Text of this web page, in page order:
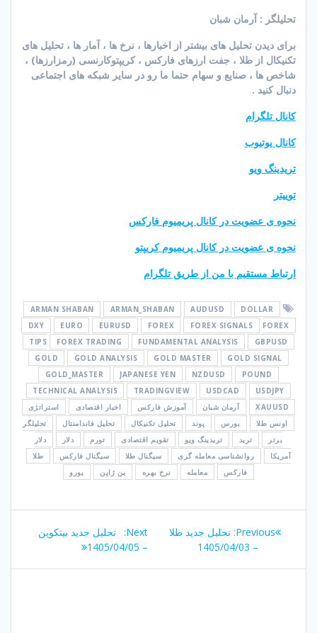
تحلیلگر : آرمان شبان
برای دیدن تحلیل های بیشتر از اخبارها ، نرخ ها ، آمار ها ، تحلیل های
تکنیکال از طلا ، جفت ارزهای فارکس ، کریپتوکارنسی (رمزارزها) ،
شاخص ها ، صنایع و سهام حتما ما رو در سایر شبکه های اجتماعی
دنبال کنید .
کانال تلگرام
کانال یوتیوب
تریدینگ ویو
توییتر
نحوه ی عضویت در کانال پریمیوم فارکس
نحوه ی عضویت در کانال پریمیوم کریپتو
ارتباط مستقیم با من از طریق تلگرام
ARMAN SHABAN ARMAN_SHABAN AUDUSD
DOLLAR
DXY
EURO EURUSD FOREX FOREX SIGNALS
FOREX
TIPS
FOREX TRADING FUNDAMENTAL ANALYSIS
GBPUSD
GOLD
GOLD ANALYSIS GOLD MASTER
GOLD SIGNAL
GOLD_MASTER
JAPANESE YEN NZDUSD
POUND
TECHNICAL ANALYSIS
TRADINGVIEW USDCAD
USDJPY
XAUUSD
آرمان شبان آموزش فارکس اخبار اقتصادی
استراتژی
اونس طلا
بورس پوند تحلیل تکنیکال تحلیل فاندامنتال
تحلیلگر
برتر
ترید تریدینگ ویو تقویم اقتصادی تورم دلار
دلار
آمریکا
روانشناسی معامله گری سیگنال طلا سیگنال فارکس
طلا
فارکس
معامله نرخ بهره ین ژاپن یورو
راهبری
نوشته
Previous:
Previous
post:
تحلیل جدید طلا
– 1405/04/03
Next:
Next
post:
تحلیل جدید بیتکوین
– 1405/04/05